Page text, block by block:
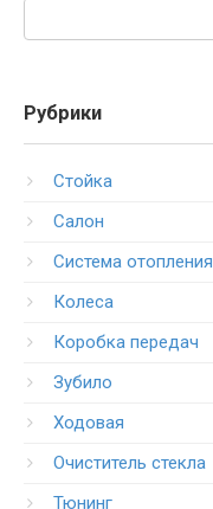
Рубрики
Стойка
Салон
Система отопления
Колеса
Коробка передач
Зубило
Ходовая
Очиститель стекла
Тюнинг